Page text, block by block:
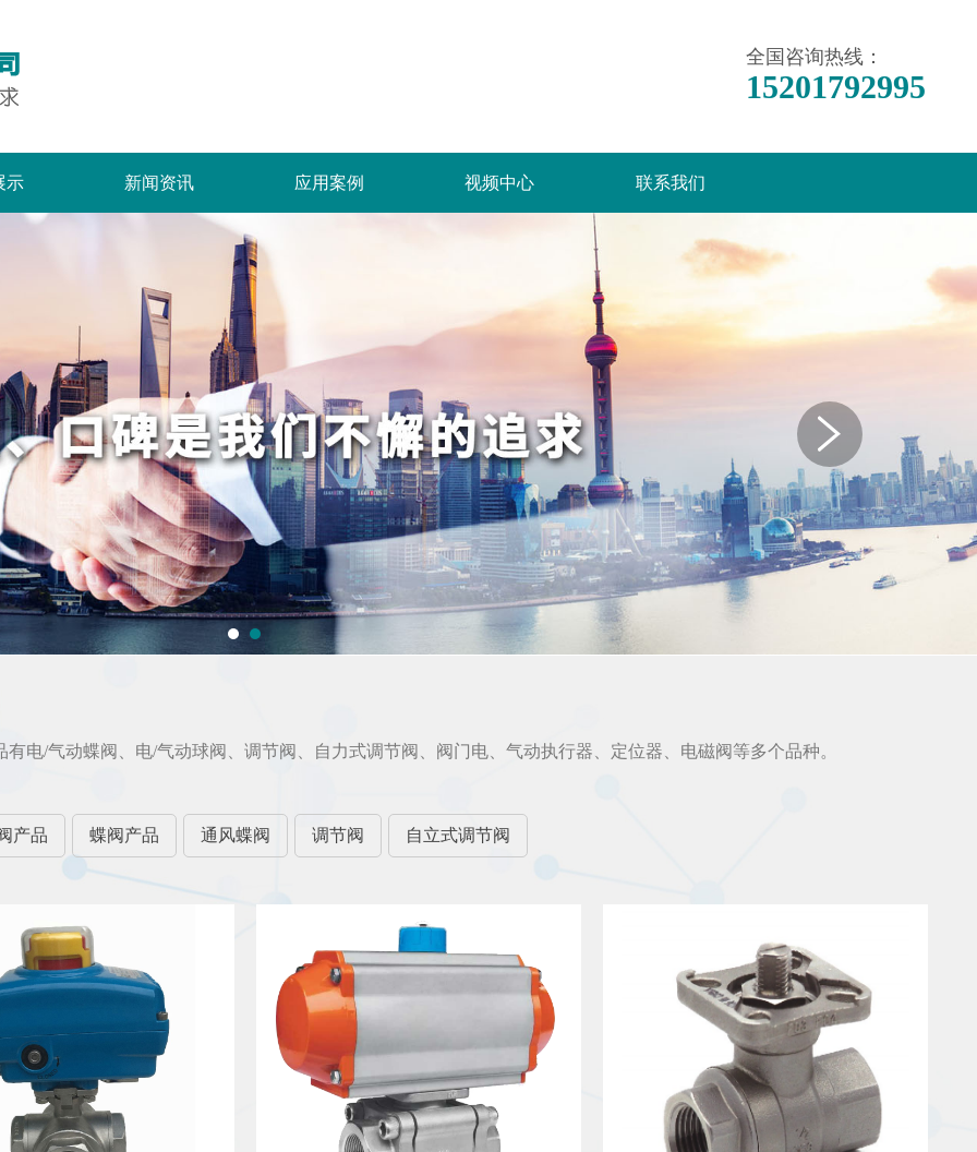
全国咨询热线：
15201792995
示 新闻资讯 应用案例 视频中心 联系我们
有电/气动蝶阀、电/气动球阀、调节阀、自力式调节阀、阀门电、气动执行器、定位器、电磁阀等多个品种。
产品 蝶阀产品 通风蝶阀 调节阀 自立式调节阀